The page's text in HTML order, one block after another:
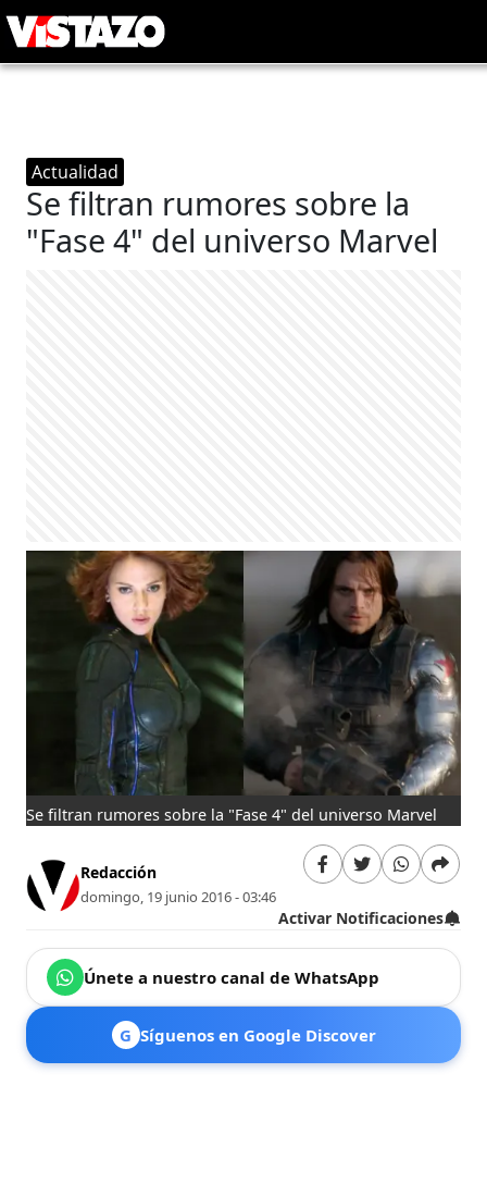
Actualidad
Se filtran rumores sobre la
"Fase 4" del universo Marvel
Se filtran rumores sobre la "Fase 4" del universo Marvel
Redacción
domingo, 19 junio 2016 - 03:46
Activar Notificaciones
Únete a nuestro canal de WhatsApp
G Síguenos en Google Discover